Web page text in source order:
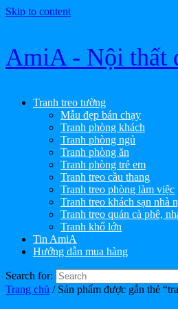
Skip to content
AmiA - Nội thất
Tranh treo tường
Mẫu đẹp bán chạy
Tranh phòng khách
Tranh phòng ngủ
Tranh phòng ăn
Tranh phòng trẻ em
Tranh treo cầu thang
Tranh treo phòng làm việc
Tranh treo khách sạn nhà
Tranh treo quán cà phê,
Tranh khổ lớn
Tin AmiA
Hướng dẫn mua hàng
Search for:
Trang chủ / Sản phẩm được gắn thẻ